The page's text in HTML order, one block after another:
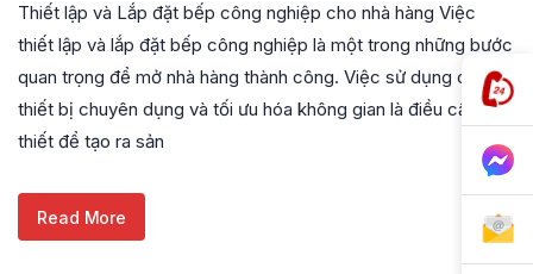
Thiết lập và Lắp đặt bếp công nghiệp cho nhà hàng Việc
thiết lập và lắp đặt bếp công nghiệp là một trong những bước
quan trọng để mở nhà hàng thành công. Việc sử dụng các
thiết bị chuyên dụng và tối ưu hóa không gian là điều cần
thiết để tạo ra sản
Read More